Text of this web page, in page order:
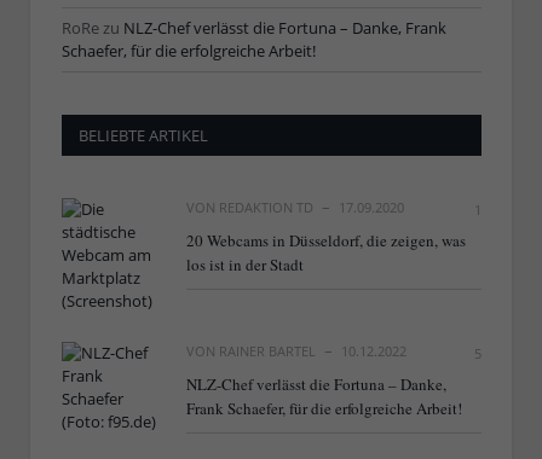
RoRezu NLZ-Chef verlässt die Fortuna – Danke, Frank
Schaefer, für die erfolgreiche Arbeit!
BELIEBTE ARTIKEL
VON REDAKTION TD 17.09.2020 1
20 Webcams in Düsseldorf, die zeigen, was
los ist in der Stadt
VON RAINER BARTEL 10.12.2022 5
NLZ-Chef verlässt die Fortuna – Danke,
Frank Schaefer, für die erfolgreiche Arbeit!